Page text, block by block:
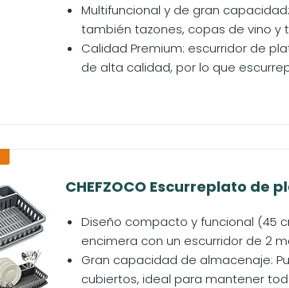
Multifuncional y de gran
también tazones, copas de vino y
Calidad Premium: escurridor de
de alta calidad, por lo que
CHEFZOCO Escurreplato de
Diseño compacto y funcional (45
encimera con un escurridor de 2
Gran capacidad de almacenaje:
cubiertos, ideal para mantener